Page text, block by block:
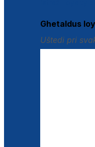
Ghetaldus
Uštedi pri